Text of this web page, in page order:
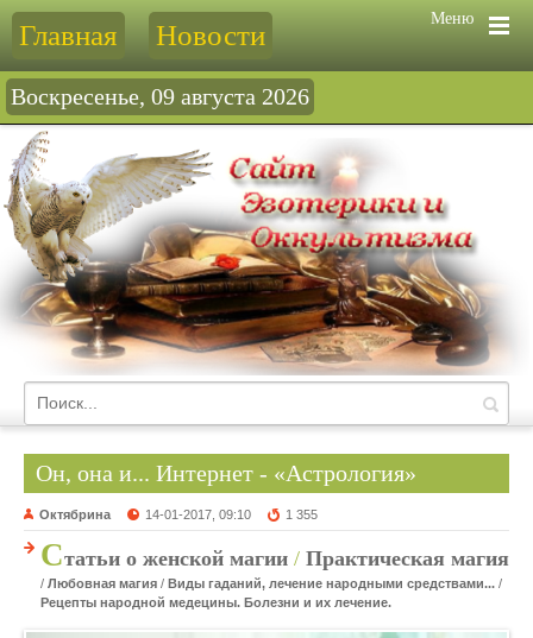
Меню
Главная Новости
Воскресенье, 09 августа 2026
Он, она и... Интернет - «Астрология»
Октябрина 14-01-2017, 09:10 1 355
Статьи о женской магии / Практическая магия
/ Любовная магия / Виды гаданий, лечение народными средствами... /
Рецепты народной медецины. Болезни и их лечение.